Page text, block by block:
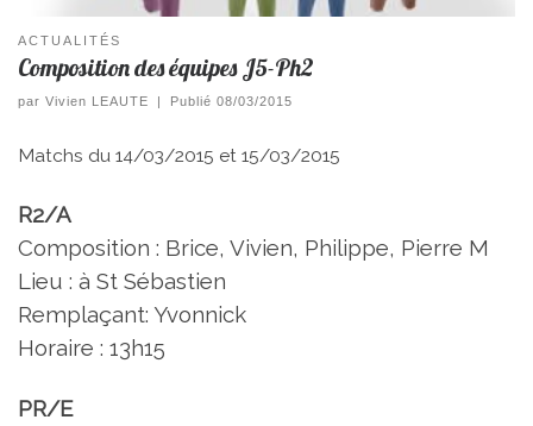
ACTUALITÉS
Composition des équipes J5-Ph2
par Vivien LEAUTE | Publié 08/03/2015
Matchs du 14/03/2015 et 15/03/2015
R2/A
Composition : Brice, Vivien, Philippe, Pierre M
Lieu : à St Sébastien
Remplaçant: Yvonnick
Horaire : 13h15
PR/E